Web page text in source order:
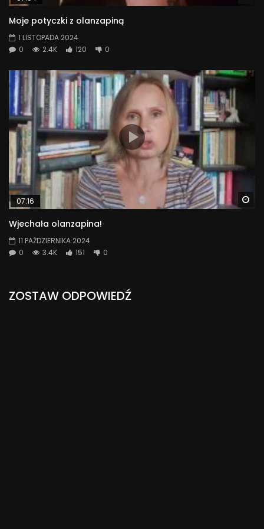
Moje potyczki z olanzapiną
1 LISTOPADA 2024
0
2.4K 120 0
07:16
Wjechała olanzapina!
11 PAŹDZIERNIKA 2024
0
3.4K 151 0
ZOSTAW ODPOWIEDŹ